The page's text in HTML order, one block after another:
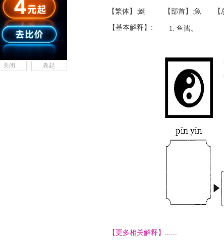
【繁体】:鯅 【部首】:魚
【基本解释】: 鱼酱。
【更多相关解释】......
关闭 卷起